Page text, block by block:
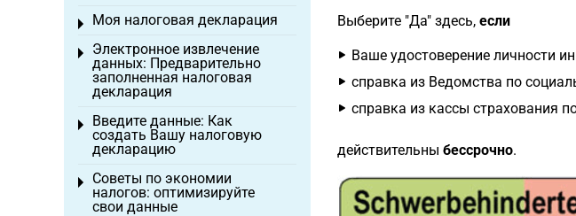
Выберите "Да" здесь, если
Ваше удостоверение личности
справка из Ведомства по
справка из кассы страхования
действительны бессрочно.
Моя налоговая декларация
Toggle menu
Электронное извлечение
данных: Предварительно
заполненная налоговая
декларация
Toggle menu
Введите данные: Как
создать Вашу налоговую
декларацию
Toggle menu
Советы по экономии
налогов: оптимизируйте
свои данные
Toggle menu